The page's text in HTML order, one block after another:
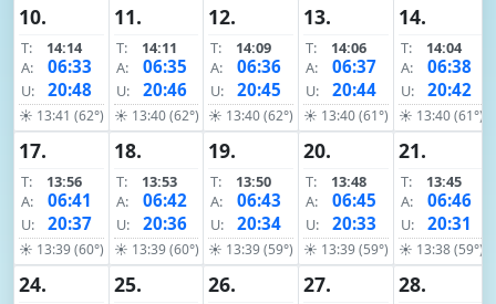
10.
T:
14:14
A:
06:33
U: 20:48
☀ 13:41 (62°)
11.
T:
14:11
A:
06:35
U: 20:46
☀ 13:40 (62°)
12.
T:
14:09
A:
06:36
U: 20:45
☀ 13:40 (62°)
13.
T:
14:06
A:
06:37
U: 20:44
☀ 13:40 (61°)
14.
T:
14:04
A:
06:38
U: 20:42
☀ 13:40 (61°)
17.
T:
13:56
A:
06:41
U: 20:37
☀ 13:39 (60°)
18.
T:
13:53
A:
06:42
U: 20:36
☀ 13:39 (60°)
19.
T:
13:50
A:
06:43
U: 20:34
☀ 13:39 (59°)
20.
T:
13:48
A:
06:45
U: 20:33
☀ 13:39 (59°)
21.
T:
13:45
A:
06:46
U: 20:31
☀ 13:38 (59°)
24. 25. 26. 27. 28.